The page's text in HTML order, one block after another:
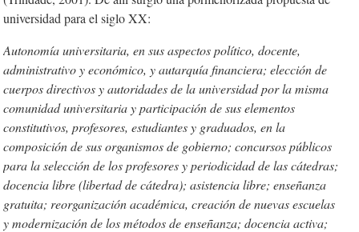
universidad para el siglo XX:
Autonomía universitaria, en sus aspectos político, docente,
administrativo y económico, y autarquía financiera; elección de
cuerpos directivos y autoridades de la universidad por la misma
comunidad universitaria y participación de sus elementos
constitutivos, profesores, estudiantes y graduados, en la
composición de sus organismos de gobierno; concursos públicos
para la selección de los profesores y periodicidad de las cátedras;
docencia libre (libertad de cátedra); asistencia libre; enseñanza
gratuita; reorganización académica, creación de nuevas escuelas
y modernización de los métodos de enseñanza; docencia activa;